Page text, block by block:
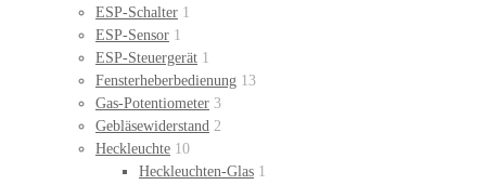
ESP-Schalter 1
ESP-Sensor 1
ESP-Steuergerät 1
Fensterheberbedienung 13
Gas-Potentiometer 3
Gebläsewiderstand 2
Heckleuchte 10
Heckleuchten-Glas 1